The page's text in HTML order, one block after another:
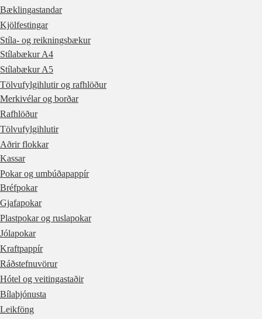
Bæklingastandar
Kjölfestingar
Stíla- og reikningsbækur
Stílabækur A4
Stílabækur A5
Tölvufylgihlutir og rafhlöður
Merkivélar og borðar
Rafhlöður
Tölvufylgihlutir
Aðrir flokkar
Kassar
Pokar og umbúðapappír
Bréfpokar
Gjafapokar
Plastpokar og ruslapokar
Jólapokar
Kraftpappír
Ráðstefnuvörur
Hótel og veitingastaðir
Bílaþjónusta
Leikföng